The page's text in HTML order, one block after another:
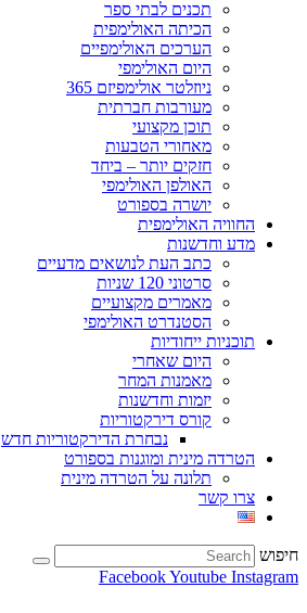
תכנים לבתי ספר
הכיתה האולימפית
הערכים האולימפיים
היום האולימפי
ניוזלטר אולימפיזם 365
מעורבות חברתית
תוכן מקצועי
מאחורי הטבעות
חזקים יותר – ביחד
האולפן האולימפי
יושרה בספורט
החוויה האולימפית
מדע וחדשנות
כתב העת לנושאים מדעיים
סרטוני 120 שניות
מאמרים מקצועיים
הסטנדרט האולימפי
תוכניות ייחודיות
היום שאחרי
מאמנות המחר
יזמות וחדשנות
קורס דירקטוריות
נבחרת הדירקטוריות חדש
הטרדה מינית ומוגנות בספורט
תלונה על הטרדה מינית
צרו קשר
חיפוש
FacebookYoutube Instagram